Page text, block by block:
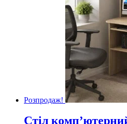
Розпродаж!
Стіл